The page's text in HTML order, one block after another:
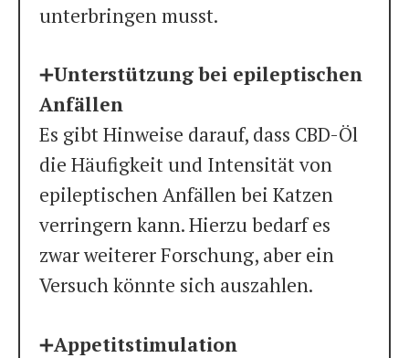
unterbringen musst.
➕Unterstützung bei epileptischen
Anfällen
Es gibt Hinweise darauf, dass CBD-Öl
die Häufigkeit und Intensität von
epileptischen Anfällen bei Katzen
verringern kann. Hierzu bedarf es
zwar weiterer Forschung, aber ein
Versuch könnte sich auszahlen.
➕Appetitstimulation